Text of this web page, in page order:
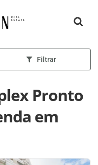
Filtrar
Pronto
em